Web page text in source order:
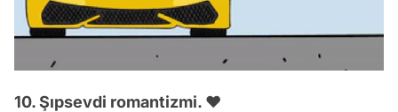
10. Şıpsevdi romantizmi. ❤️️